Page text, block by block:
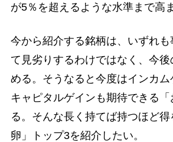
が5％を超えるような水準まで高
今から紹介する銘柄は、いずれも
て見劣りするわけではなく、今
める。そうなると今度はインカム
キャピタルゲインも期待できる
る。そんな長く持てば持つほど
卵」トップ3を紹介したい。